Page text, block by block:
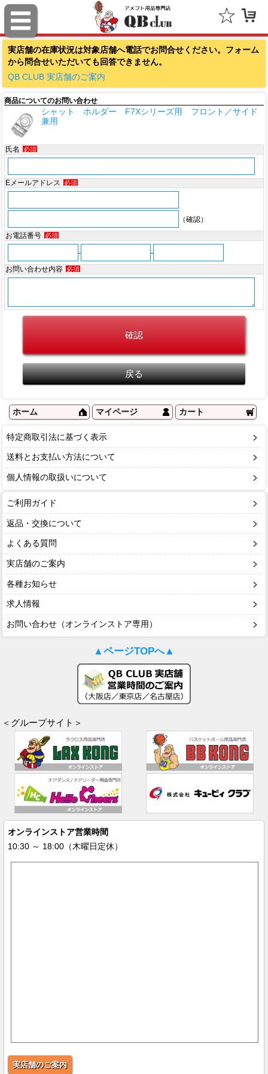
実店舗の在庫状況は対象店舗へ電話でお問合せください。フォーム
から問合せいただいても回答できません。
QB CLUB 実店舗のご案内
商品についてのお問い合わせ
シャット ホルダー F7Xシリーズ用 フロント／サイド
兼用
氏名 必須
Eメールアドレス 必須
（確認）
お電話番号 必須
-
-
お問い合わせ内容 必須
ホーム マイページ カート
特定商取引法に基づく表示
送料とお支払い方法について
個人情報の取扱いについて
ご利用ガイド
返品・交換について
よくある質問
実店舗のご案内
各種お知らせ
求人情報
お問い合わせ（オンラインストア専用）
▲ページTOPへ▲
＜グループサイト＞
オンラインストア営業時間
10:30 ～ 18:00（木曜日定休）
実店舗のご案内
ファナティクス（Fanatics）
アウトドアキャップ（Outdoor Cap Company）
スポルディング（SPALDING）
ミッチェル＆ネス（Mitchell & Ness）
ポータフォン（PORTAPHONE）
ギルマンギア（Gilman Gear）
サムプロ（ThumbPRO）